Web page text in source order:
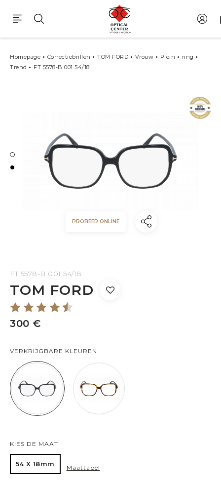
Correctiebrillen Tom Ford Ft 5578-B 001
Homepage Correctiebrillen TOM FORD Vrouw Plein
ring
Trend
FT 5578-B 001 54/18
PROBEER ONLINE
FT 5578-B 001 54/18
TOM FORD
300 €
VERKRIJGBARE KLEUREN
KIES DE MAAT
54 X 18mm Maattabel